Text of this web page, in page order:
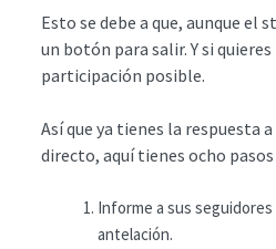
Esto se debe a que, aunque
un botón para salir. Y si
participación posible.
Así que ya tienes la respuesta
directo, aquí tienes ocho
Informe a sus
antelación.